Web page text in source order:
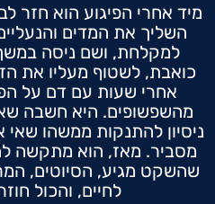
מיד אחרי הפיגוע הוא חזר
השליך את המדים
למקלחת, ושם ניסה
כואבת, לשטוף מעליו את
אחרי שעות עם דם על
מהשפשופים. היא חשבה
ניסיון להתנקות ממשהו
מסביר. מאז, הוא מתקשה
שהשקט מגיע, הסיוטים,
לחיים, והכול